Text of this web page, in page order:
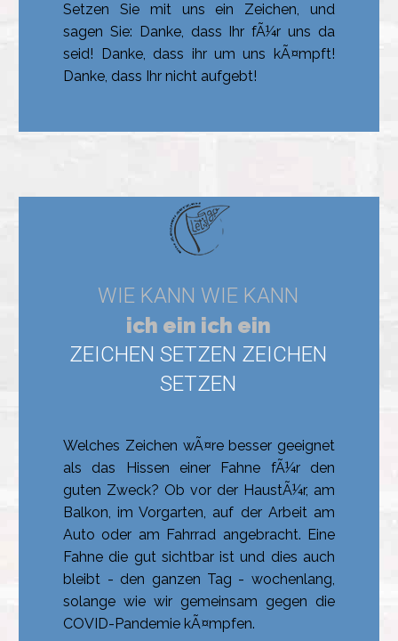
Setzen Sie mit uns ein Zeichen, und
sagen Sie: Danke, dass Ihr fÃ¼r uns da
seid! Danke, dass ihr um uns kÃ¤mpft!
Danke, dass Ihr nicht aufgebt!
Welches Zeichen wÃ¤re besser geeignet
als das Hissen einer Fahne fÃ¼r den
guten Zweck? Ob vor der HaustÃ¼r, am
Balkon, im Vorgarten, auf der Arbeit am
Auto oder am Fahrrad angebracht. Eine
Fahne die gut sichtbar ist und dies auch
bleibt - den ganzen Tag - wochenlang,
solange wie wir gemeinsam gegen die
COVID-Pandemie kÃ¤mpfen.